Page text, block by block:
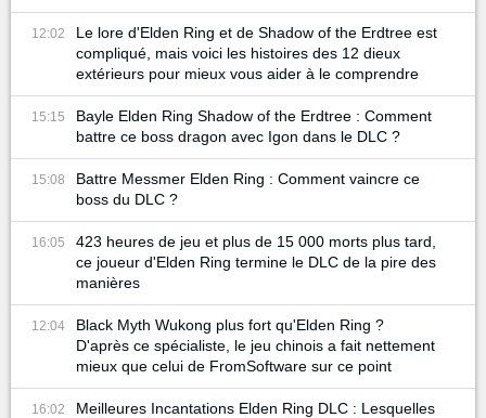
12:02
Le lore d'Elden Ring et de Shadow of the Erdtree est
compliqué, mais voici les histoires des 12 dieux
extérieurs pour mieux vous aider à le comprendre
15:15
Bayle Elden Ring Shadow of the Erdtree : Comment
battre ce boss dragon avec Igon dans le DLC ?
15:08
Battre Messmer Elden Ring : Comment vaincre ce
boss du DLC ?
16:05
423 heures de jeu et plus de 15 000 morts plus tard,
ce joueur d'Elden Ring termine le DLC de la pire des
manières
12:04
Black Myth Wukong plus fort qu'Elden Ring ?
D'après ce spécialiste, le jeu chinois a fait nettement
mieux que celui de FromSoftware sur ce point
16:02
Meilleures Incantations Elden Ring DLC : Lesquelles